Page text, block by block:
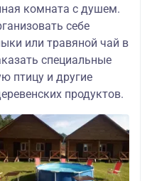
комната с душем.
себе
или травяной чай в
специальные
птицу и другие
продуктов.